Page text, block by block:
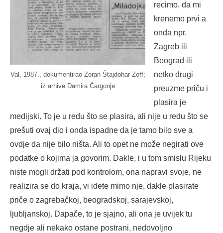
Val, 1987., dokumentirao Zoran Štajdohar Zoff;
iz arhive Damira Čargonje
recimo, da mi
krenemo prvi a
onda npr.
Zagreb ili
Beograd ili
netko drugi
preuzme priču i
plasira je
medijski. To je u redu što se plasira, ali nije u redu što se
prešuti ovaj dio i onda ispadne da je tamo bilo sve a
ovdje da nije bilo ništa. Ali to opet ne može negirati ove
podatke o kojima ja govorim. Dakle, i u tom smislu Rijeku
niste mogli držati pod kontrolom, ona napravi svoje, ne
realizira se do kraja, vi idete mimo nje, dakle plasirate
priče o zagrebačkoj, beogradskoj, sarajevskoj,
ljubljanskoj. Dapače, to je sjajno, ali ona je uvijek tu
negdje ali nekako ostane postrani, nedovoljno